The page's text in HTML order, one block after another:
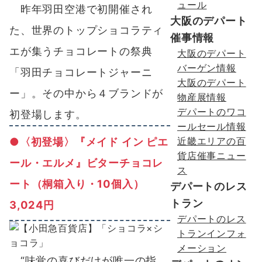
昨年羽田空港で初開催され
た、世界のトップショコラティ
エが集うチョコレートの祭典
「羽田チョコレートジャーニ
ー」。その中から４ブランドが
初登場します。
●〈初登場〉『メイド イン ピエ
ール・エルメ』ビターチョコレ
ート（桐箱入り・10個入）
3,024円
ュール
大阪のデパート
催事情報
大阪のデパート
バーゲン情報
大阪のデパート
物産展情報
デパートのワコ
ールセール情報
近畿エリアの百
貨店催事ニュー
ス
デパートのレス
トラン
デパートのレス
トランインフォ
メーション